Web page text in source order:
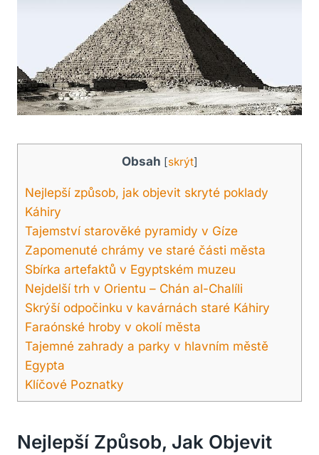
Obsah [skrýt]
Nejlepší způsob, jak objevit skryté poklady
Káhiry
Tajemství starověké pyramidy v Gíze
Zapomenuté chrámy ve staré části města
Sbírka artefaktů v Egyptském muzeu
Nejdelší trh v Orientu – Chán al-Chalíli
Skrýší odpočinku v kavárnách staré Káhiry
Faraónské hroby v okolí města
Tajemné zahrady a parky v hlavním městě
Egypta
Klíčové Poznatky
Nejlepší Způsob, Jak Objevit